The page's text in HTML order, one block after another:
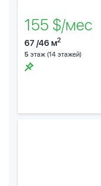
155 $/мес
67 /46 м2
5 этаж (14 этажей)